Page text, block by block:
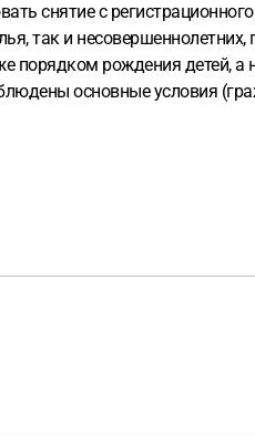
снятие с
так и
порядком рождения детей,
основные условия